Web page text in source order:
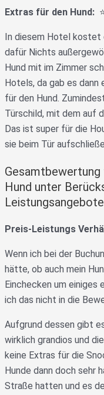
Extras für den Hund:
In diesem Hotel kostet
dafür Nichts
Hund mit im Zimmer
Hotels, da gab es dann
für den Hund.
Türschild, mit dem auf
Das ist super für die
sie beim Tür
Hund unter
Preis-Leistungs
Wenn ich bei der
hätte, ob auch mein
Einchecken um einiges
ich das nicht in die
Aufgrund dessen gibt
wirklich grandios und
keine Extras für die
Hunde dann doch sehr
Straße hatten und es